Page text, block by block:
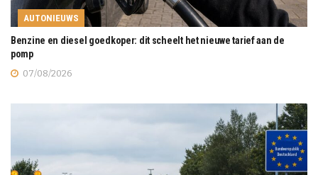
AUTONIEUWS
Benzine en diesel goedkoper: dit scheelt het nieuwe tarief aan de
pomp
07/08/2026